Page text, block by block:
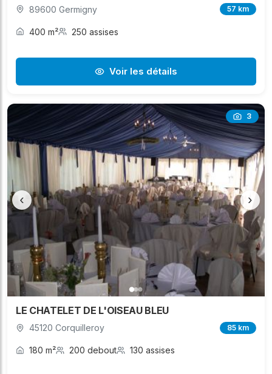
89600 Germigny 57 km
400 m² 250 assises
Voir les détails
3
‹ ›
LE CHATELET DE L'OISEAU BLEU
45120 Corquilleroy 85 km
180 m² 200 debout 130 assises